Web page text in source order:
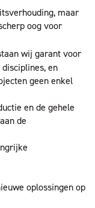
maar
oog voor
wij garant voor
en
geen enkel
en de gehele
de
oplossingen op